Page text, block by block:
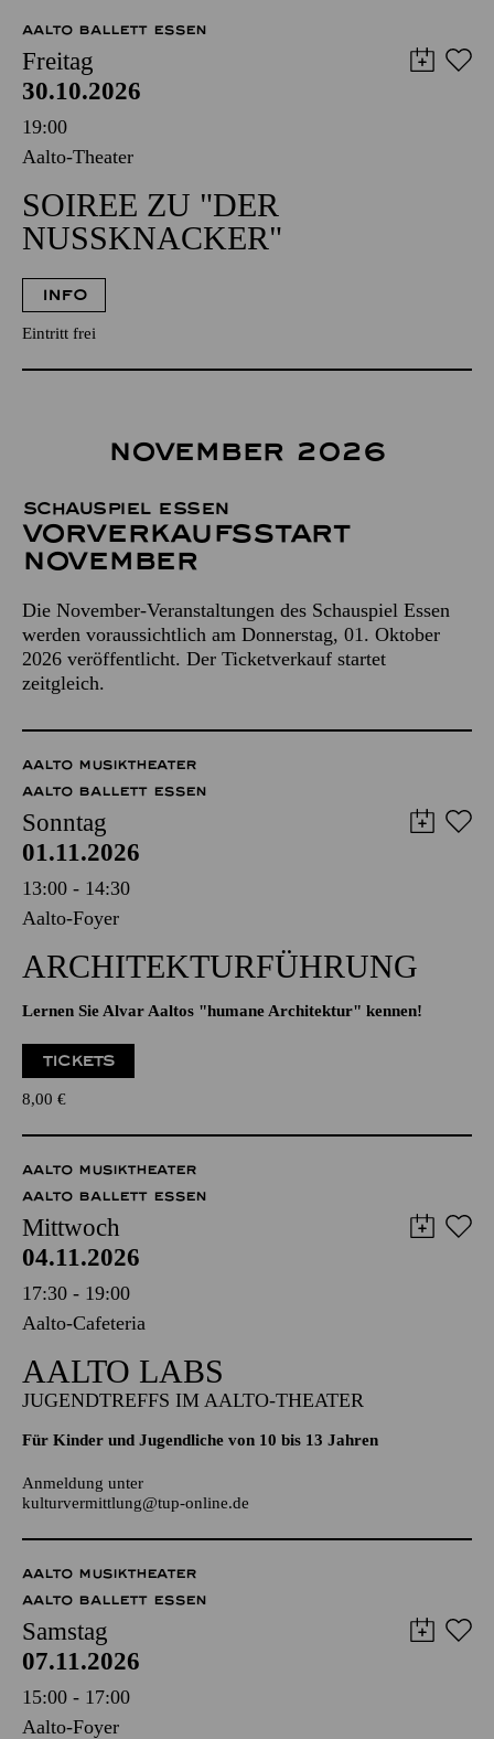
AALTO BALLETT ESSEN
Freitag
30.10.2026
19:00
Aalto-Theater
SOIREE ZU "DER
NUSSKNACKER"
INFO
Eintritt frei
NOVEMBER 2026
Schauspiel Essen
Vor­verkaufs­start
November
Die November-Veranstaltungen des Schauspiel Essen
werden voraussichtlich am Donnerstag, 01. Oktober
2026 veröffentlicht. Der Ticketverkauf startet
zeitgleich.
AALTO MUSIKTHEATER
AALTO BALLETT ESSEN
Sonntag
01.11.2026
13:00 - 14:30
Aalto-Foyer
ARCHITEKTUR­FÜHRUNG
Lernen Sie Alvar Aaltos "humane Architektur" kennen!
TICKETS
8,00 €
AALTO MUSIKTHEATER
AALTO BALLETT ESSEN
Mittwoch
04.11.2026
17:30 - 19:00
Aalto-Cafeteria
AALTO LABS
JUGENDTREFFS IM AALTO-THEATER
Für Kinder und Jugendliche von 10 bis 13 Jahren
Anmeldung unter
kulturvermittlung@tup-online.de
AALTO MUSIKTHEATER
AALTO BALLETT ESSEN
Samstag
07.11.2026
15:00 - 17:00
Aalto-Foyer